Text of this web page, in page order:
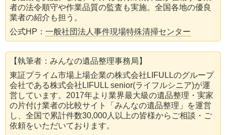
者の法令順守や作業品質の監査も実施。全国各地の優良
業者の紹介も担う。
公式HP： 一般社団法人事件現場特殊清掃センター
【執筆者：みんなの遺品整理事務局】
東証プライム市場上場企業の株式会社LIFULLのグループ
会社である株式会社LIFULL senior(ライフルシニア)が運
営しています。2017年より業界最大級の遺品整理・実家
の片付け業者の比較サイト「みんなの遺品整理」を運営
し、全国で累計件数30,000人以上の皆様からご相談・ご
依頼をいただいております。